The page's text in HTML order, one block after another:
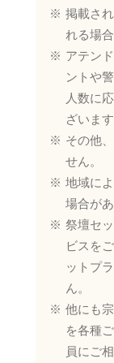
掲載さ
れる場
アテン
ントや
人数に
ざいます
その他
せん。
地域に
場合があ
祭壇セ
ビスを
ットプ
ん。
他にも
を各種
員にご